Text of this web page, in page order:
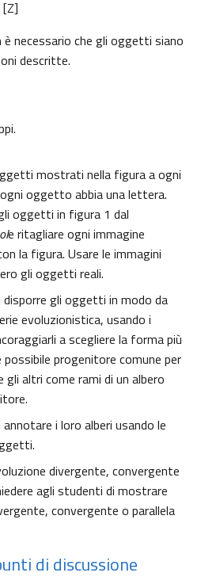
[Z]
è necessario che gli oggetti siano
descritte.
mostrati nella figura a ogni
oggetto abbia una lettera.
oggetti in figura 1 dal
e ritagliare ogni immagine
la figura. Usare le immagini
gli oggetti reali.
disporre gli oggetti in modo da
evoluzionistica, usando i
a scegliere la forma più
possibile progenitore comune per
gli altri come rami di un albero
i loro alberi usando le
divergente, convergente
agli studenti di mostrare
convergente o parallela
di discussione